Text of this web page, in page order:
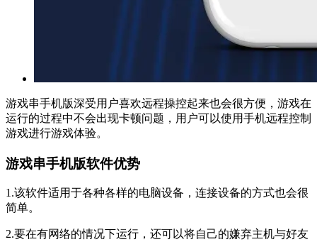
游戏串手机版深受用户喜欢远程操控起来也会很方便，游戏在
运行的过程中不会出现卡顿问题，用户可以使用手机远程控制
游戏进行游戏体验。
游戏串手机版软件优势
1.该软件适用于各种各样的电脑设备，连接设备的方式也会很
简单。
2.要在有网络的情况下运行，还可以将自己的嫌弃主机与好友